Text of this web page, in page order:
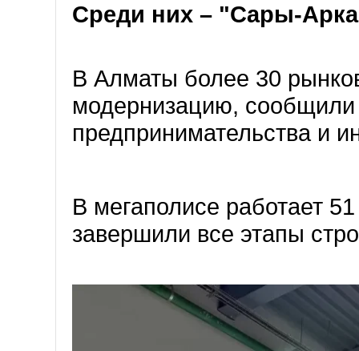
Среди них – "Сары-
В Алматы более 30
модернизацию, сообщили
предпринимательства и
В мегаполисе работает
завершили все этапы